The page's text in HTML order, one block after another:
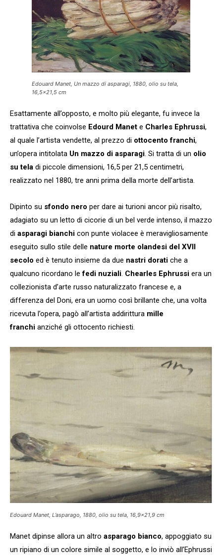
Edouard Manet, Un mazzo di asparagi, 1880, olio su tela,
16,5×21,5 cm
Esattamente all’opposto, e molto più elegante, fu invece la
trattativa che coinvolse Edourd Manet e Charles Ephrussi,
al quale l’artista vendette, al prezzo di ottocento franchi,
un’opera intitolata Un mazzo di asparagi . Si tratta di un olio
su tela di piccole dimensioni, 16,5 per 21,5 centimetri,
realizzato nel 1880, tre anni prima della morte dell’artista.
Dipinto su sfondo nero per dare ai turioni ancor più risalto,
adagiato su un letto di cicorie di un bel verde intenso, il mazzo
di asparagi bianchi con punte violacee è meravigliosamente
eseguito sullo stile delle nature morte olandesi del XVII
secolo ed è tenuto insieme da due nastri dorati che a
qualcuno ricordano lefedi nuziali Chearles Ephrussi era un
collezionista d’arte russo naturalizzato francese e, a
differenza del Doni, era un uomo così brillante che, una volta
ricevuta l’opera, pagò all’artista addirittura mille
franchi anziché gli ottocento richiesti.
Edouard Manet, L’asparago, 1880, olio su tela, 16,9×21,9 cm
Manet dipinse allora un altro asparago bianco, appoggiato su
un ripiano di un colore simile al soggetto, e lo inviò all’Ephrussi